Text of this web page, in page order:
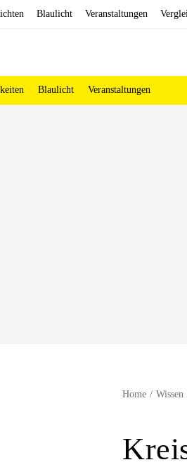
Blaulicht Veranstaltungen
Blaulicht Veranstaltungen
Home Wissen